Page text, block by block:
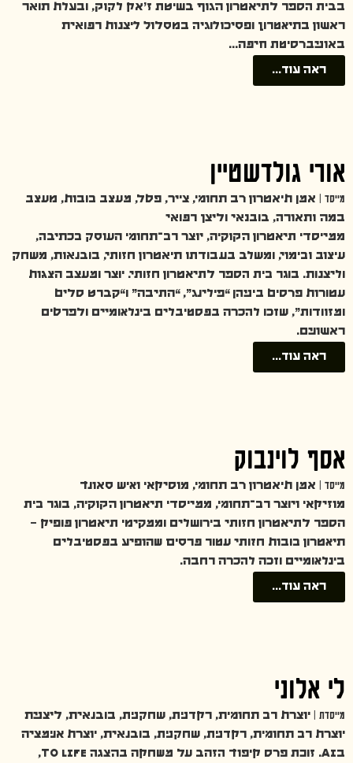
בבית הספר לתיאטרון הגוף בשיטת ז’אק לקוק, ובעלת תואר
ראשון בתיאטרון ופסיכולוגיה במסלול ליצנות רפואית
באוניברסיטת חיפה…
ראה עוד...
אורי גולדשטיין
מייסד | אמן תיאטרון רב תחומי, צייר, פסל, מעצב בובות, מעצב
במה ותאורה, בובנאי וליצן רפואי
ממייסדי תיאטרון הקוקיה, יוצר רב־תחומי העוסק בכתיבה,
עיצוב ובימוי, ומשלב בעבודתו תיאטרון חזותי, בובנאות, משחק
וליצנות. בוגר בית הספר לתיאטרון חזותי. יוצר ומעצב הצגות
עטורות פרסים ביניהן “פילינג”, “התיבה” ו“קברט סלים
ומזוודות”, שזכו להכרה בפסטיבלים בינלאומיים ולפרסים
ראשונים.
ראה עוד...
אסף לוינבוק
מייסד | אמן תיאטרון רב תחומי, מוסיקאי ואיש סאונד
מוזיקאי ויוצר רב־תחומי, ממייסדי תיאטרון הקוקיה, בוגר בית
הספר לתיאטרון חזותי בירושלים וממקימי תיאטרון פופיק –
תיאטרון בובות חזותי עטור פרסים שהופיע בפסטיבלים
בינלאומיים וזכה להכרה רחבה.
ראה עוד...
לי אלוני
מייסדת | יוצרת רב תחומית, רקדנית, שחקנית, בובנאית, ליצנית
יוצרת רב תחומית, רקדנית, שחקנית, בובנאית, יוצרת אנימציה
בAI. זוכת פרס קיפוד הזהב על משחקה בהצגה TO LIFE,